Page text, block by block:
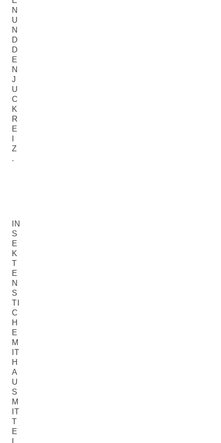
N
U
N
D
D
E
N
J
U
C
K
R
E
Z
.
IN
S
E
K
T
E
N
S
TI
C
H
E
M
IT
H
A
U
S
M
IT
T
E
L